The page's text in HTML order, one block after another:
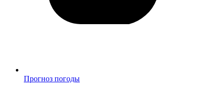
Прогноз погоды